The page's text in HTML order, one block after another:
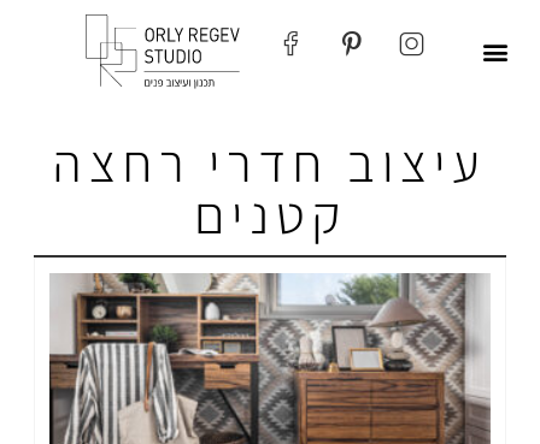
עיצוב חדרי רחצה
קטנים